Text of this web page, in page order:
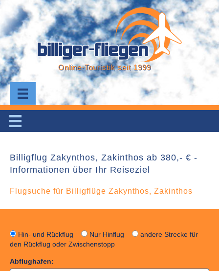
Online-Touristik seit 1999
Billigflug Zakynthos, Zakinthos ab 380,- € -
Informationen über Ihr Reiseziel
Flugsuche für Billigflüge Zakynthos, Zakinthos
Hin- und Rückflug Nur Hinflug
andere Strecke für
den Rückflug oder Zwischenstopp
Abflughafen: